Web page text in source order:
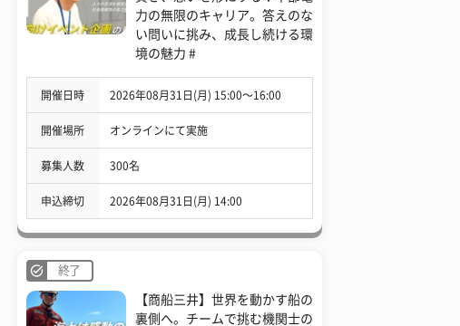
力の無限のキャリア。答えのな
い問いに挑み、成長し続ける環
境の魅力 #
開催日時 2026年08月31日(月) 15:00〜16:00
開催場所 オンラインにて実施
募集人数 300名
申込締切 2026年08月31日(月) 14:00
終了
【商船三井】世界を動かす船の
裏側へ。チームで挑む機関士の